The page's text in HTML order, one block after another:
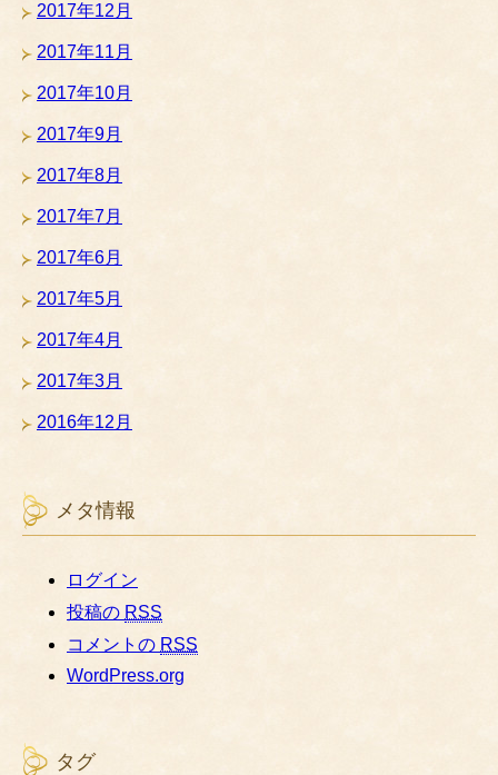
2017年12月
2017年11月
2017年10月
2017年9月
2017年8月
2017年7月
2017年6月
2017年5月
2017年4月
2017年3月
2016年12月
メタ情報
ログイン
投稿の RSS
コメントの RSS
WordPress.org
タグ